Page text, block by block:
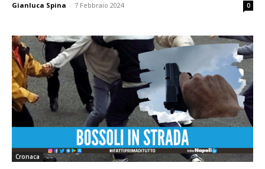
Gianluca Spina - 7 Febbraio 2024 0
Cronaca